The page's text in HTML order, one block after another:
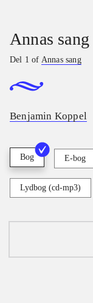
Annas sang
Del 1 of Annas sang
Benjamin Koppel
Bog E-bog
Lydbog (cd-mp3)